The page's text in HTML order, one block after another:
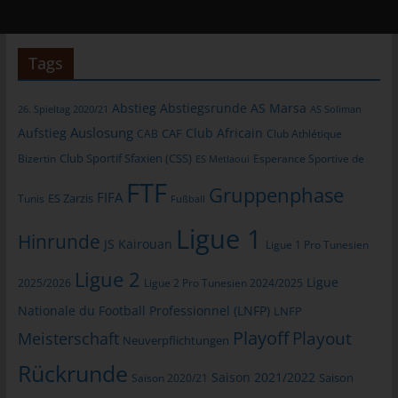
Tags
26. Spieltag 2020/21 Abstieg Abstiegsrunde AS Marsa AS Soliman
Aufstieg Auslosung CAB CAF Club Africain Club Athlétique
Bizertin Club Sportif Sfaxien (CSS) ES Metlaoui Esperance Sportive de
Tunis ES Zarzis FIFA FTF Fußball Gruppenphase
Hinrunde JS Kairouan Ligue 1 Ligue 1 Pro Tunesien
2025/2026 Ligue 2 Ligue 2 Pro Tunesien 2024/2025 Ligue
Nationale du Football Professionnel (LNFP) LNFP
Meisterschaft Neuverpflichtungen Playoff Playout
Rückrunde Saison 2020/21 Saison 2021/2022 Saison
Details zu Gravatar:https://de.gravatar.com
Hosting
Die von uns in Anspruch genommenen Hosting-Leistungen
dienen der Zurverfügungstellung der folgenden Leistungen:
Infrastruktur- und Plattformdienstleistungen, Rechenkapazität,
Speicherplatz und Datenbankdienste, Sicherheitsleistungen
sowie technische Wartungsleistungen, die wir zum Zwecke des
Betriebs dieses Onlineangebotes einsetzen.
Hierbei verarbeiten wir, bzw. unser Hostinganbieter
Bestandsdaten, Kontaktdaten, Inhaltsdaten, Vertragsdaten,
Nutzungsdaten, Meta- und Kommunikationsdaten von Kunden,
Interessenten und Besuchern dieses Onlineangebotes auf
Grundlage unserer berechtigten Interessen an einer effizienten
und sicheren Zurverfügungstellung dieses Onlineangebotes
Auftragsverarbeitungsvertrag).